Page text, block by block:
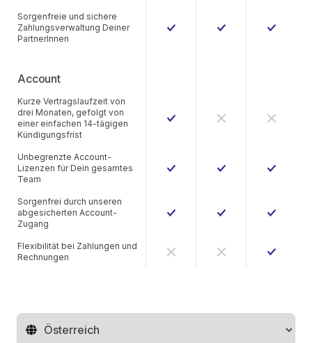
Sorgenfreie und sichere
Zahlungsverwaltung Deiner
PartnerInnen
Account
Kurze Vertragslaufzeit von
drei Monaten, gefolgt von
einer einfachen 14-tägigen
Kündigungsfrist
Unbegrenzte Account-
Lizenzen für Dein gesamtes
Team
Sorgenfrei durch unseren
abgesicherten Account-
Zugang
Flexibilität bei Zahlungen und
Rechnungen
Region ändern